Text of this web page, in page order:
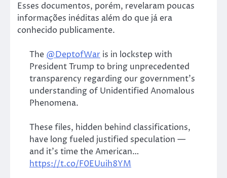
Esses documentos, porém, revelaram poucas
informações inéditas além do que já era
conhecido publicamente.
The @DeptofWar is in lockstep with
President Trump to bring unprecedented
transparency regarding our government’s
understanding of Unidentified Anomalous
Phenomena.
These files, hidden behind classifications,
have long fueled justified speculation —
and it’s time the American…
https://t.co/F0EUuih8YM